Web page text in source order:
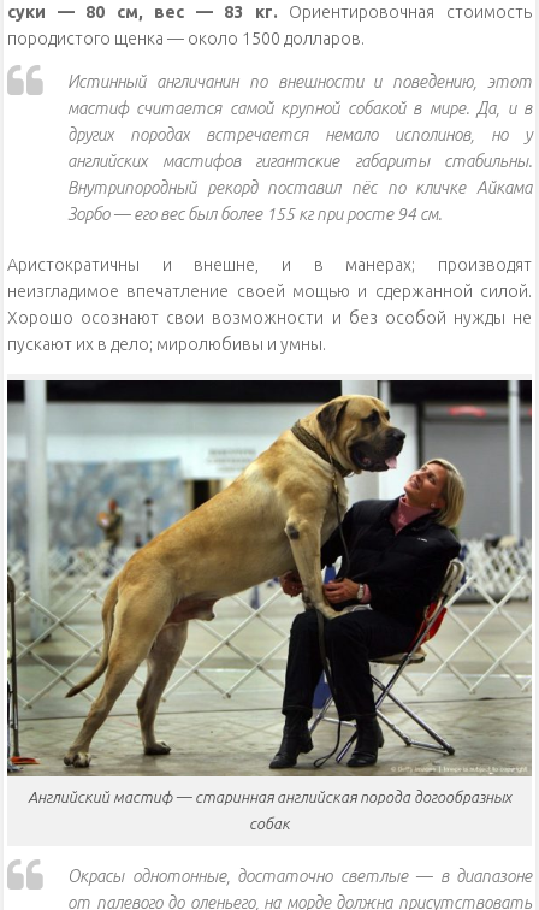
суки — 80 см, вес — 83 кг. Ориентировочная стоимость
породистого щенка — около 1500 долларов.
Истинный англичанин по внешности и поведению, этот
мастиф считается самой крупной собакой в мире. Да, и в
других породах встречается немало исполинов, но у
английских мастифов гигантские габариты стабильны.
Внутрипородный рекорд поставил пёс по кличке Айкама
Зорбо — его вес был более 155 кг при росте 94 см.
Аристократичны и внешне, и в манерах; производят
неизгладимое впечатление своей мощью и сдержанной силой.
Хорошо осознают свои возможности и без особой нужды не
пускают их в дело; миролюбивы и умны.
Английский мастиф — старинная английская порода догообразных
собак
Окрасы однотонные, достаточно светлые — в диапазоне
от палевого до оленьего, на морде должна присутствовать